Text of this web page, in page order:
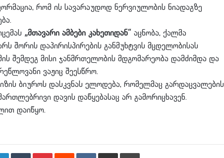
რომ ის სავარაუდოდ ნერვიულობის ნიადაგზე
„მთავარი ამბები კახეთიდან“ აცნობა, ქალმა
შორის დაპირისპირების განმუხტვის მცდელობისას
შემდეგ მისი ჯანმრთელობის მდგომარეობა დამძიმდა და
ვაჟიც შეესწრო.
ბიუროს დასკვნას ელოდება, რომელმაც გარდაცვალების
დავის დაწყებასაც არ გამორიცხავენ.
დაიწყო.
LinkedInTumblr PinterestReddit VKontakteShare via Email Print